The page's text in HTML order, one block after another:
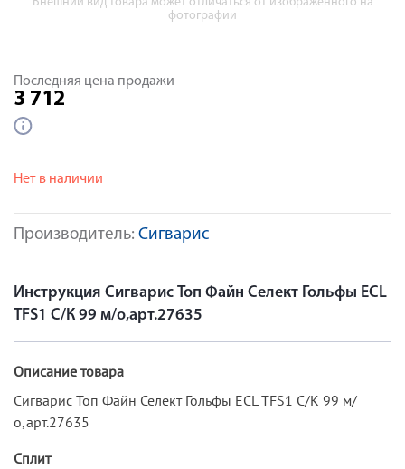
фотографии
Производитель: Сигварис
Последняя цена продажи
3 712
Нет в наличии
Инструкция Сигварис Топ Файн Селект Гольфы ECL
TFS1 С/К 99 м/о,арт.27635
Описание товара
Сигварис Топ Файн Селект Гольфы ECL TFS1 С/К 99 м/
о,арт.27635
Сплит